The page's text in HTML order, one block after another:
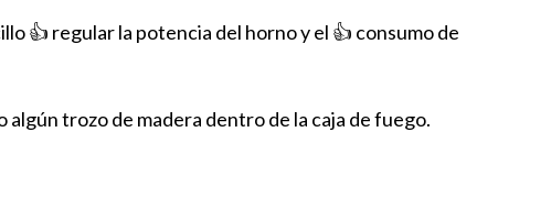
👍 regular la potencia del horno y el 👍 consumo de
algún trozo de madera dentro de la caja de fuego.